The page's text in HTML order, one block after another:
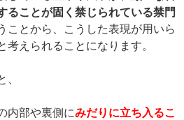
ることが固く禁じられている禁門
ことから、こうした表現が用いら
考えられることになります。
、
内部や裏側にみだりに立ち入るこ